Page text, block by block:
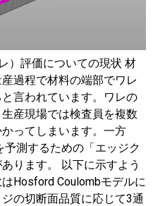
）評価についての現状 材
過程で材料の端部でワレ
言われています。ワレの
産現場では検査員を複数
ってしまいます。一方
測するための「エッジク
ります。 以下に示すよう
Hosford Coulombモデルに
の切断面品質に応じて3通